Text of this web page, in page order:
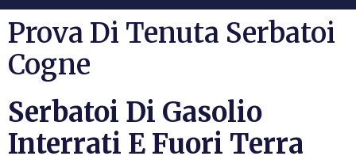
Prova Di Tenuta Serbatoi
Cogne
Serbatoi Di Gasolio
Interrati E Fuori Terra